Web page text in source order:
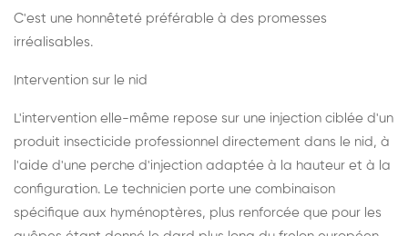
C'est une honnêteté préférable à des promesses
irréalisables.
Intervention sur le nid
L'intervention elle-même repose sur une injection ciblée d'un
produit insecticide professionnel directement dans le nid, à
l'aide d'une perche d'injection adaptée à la hauteur et à la
configuration. Le technicien porte une combinaison
spécifique aux hyménoptères, plus renforcée que pour les